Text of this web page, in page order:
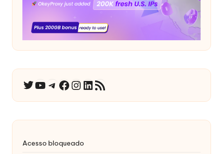
Twitter
YouTube
Telegrama
Facebook
Instagram
LinkedIn
RSS Feed
Acesso bloqueado